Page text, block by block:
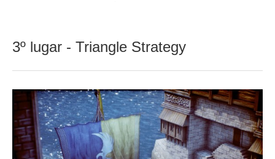
3º lugar - Triangle Strategy